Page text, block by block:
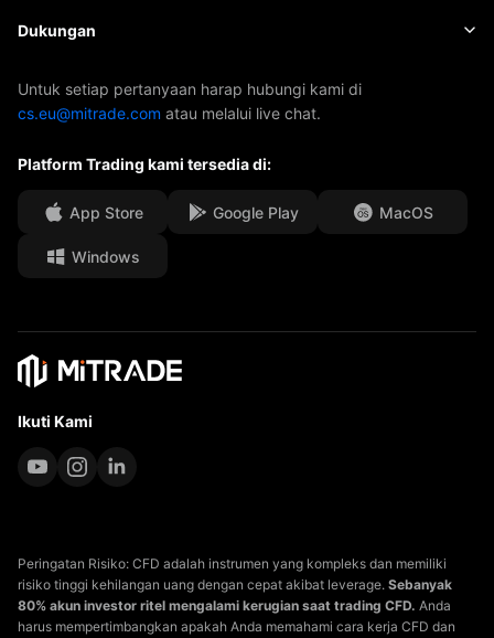
EBook
Tentang Mitrade
Penghargaan Kami
Pusat Media
kesempatan Kerja
Dokumen Hukum
Dukungan
Pusat Bantuan
FAQ
Untuk setiap pertanyaan harap hubungi kami di
cs.eu@mitrade.com atau melalui live chat.
Platform Trading kami tersedia di:
App Store Google Play MacOS
Windows
Ikuti Kami
Peringatan Risiko: CFD adalah instrumen yang kompleks dan memiliki
risiko tinggi kehilangan uang dengan cepat akibat leverage. Sebanyak
80% akun investor ritel mengalami kerugian saat trading CFD. Anda
harus mempertimbangkan apakah Anda memahami cara kerja CFD dan